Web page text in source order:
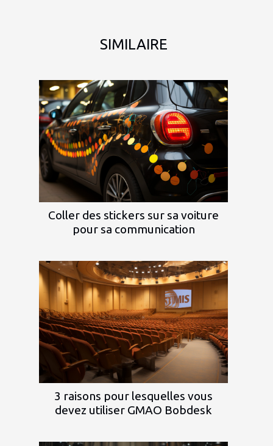
SIMILAIRE
Coller des stickers sur sa voiture
pour sa communication
3 raisons pour lesquelles vous
devez utiliser GMAO Bobdesk